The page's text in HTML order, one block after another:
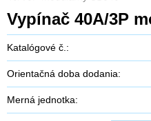
Vypínač 40A/3P
Katalógové č.:
Orientačná doba dodania:
Merná jednotka: